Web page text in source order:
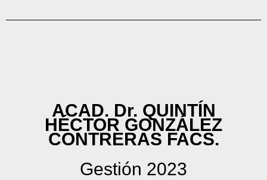
ACAD. Dr. QUINTÍN
HÉCTOR GONZÁLEZ
CONTRERAS FACS.
Gestión 2023